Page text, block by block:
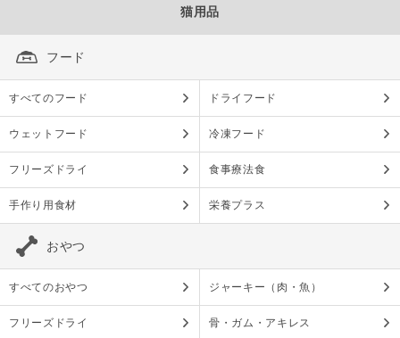
猫用品
フード
すべてのフード ドライフード
ウェットフード 冷凍フード
フリーズドライ 食事療法食
手作り用食材 栄養プラス
おやつ
すべてのおやつ ジャーキー（肉・魚）
フリーズドライ 骨・ガム・アキレス